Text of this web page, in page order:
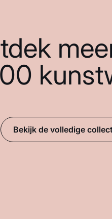
Bekijk de volledige